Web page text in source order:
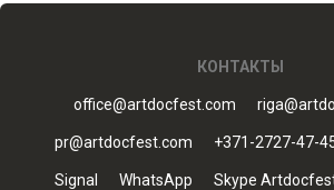
КОНТАКТЫ
office@artdocfest.com
pr@artdocfest.com +371-2727-47-
Signal WhatsApp Skype